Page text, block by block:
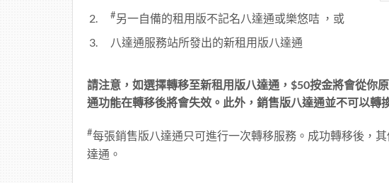
#另一自備的租用版不記名八達通或樂悠咭 ，或
八達通服務站所發出的新租用版八達通
請注意，如選擇轉移至新租用版八達通，$50按金將會從你
通功能在轉移後將會失效。此外，銷售版八達通並不可以轉
#每張銷售版八達通只可進行一次轉移服務。成功轉移後，
達通。